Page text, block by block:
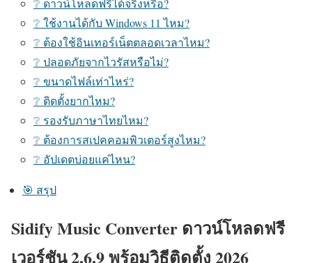
❔ ดาวน์โหลดฟรีได้จริงหรือ?
❔ ใช้งานได้กับ Windows 11 ไหม?
❔ ต้องใช้อินเทอร์เน็ตตลอดเวลาไหม?
❔ ปลอดภัยจากไวรัสหรือไม่?
❔ ขนาดไฟล์เท่าไหร่?
❔ ติดตั้งยากไหม?
❔ รองรับภาษาไทยไหม?
❔ ต้องการสเปคคอมพิวเตอร์สูงไหม?
❔ อัปเดตบ่อยแค่ไหน?
🎯 สรุป
Sidify Music Converter ดาวน์โหลดฟรี
เวอร์ชัน 2.6.9 พร้อมวิธีติดตั้ง 2026